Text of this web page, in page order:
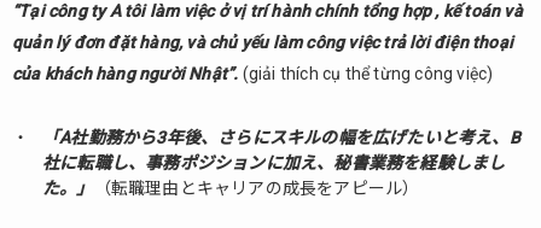
“Tại công ty A tôi làm việc ở vị trí hành chính tổng hợp , kế toán và
quản lý đơn đặt hàng, và chủ yếu làm công việc trả lời điện thoại
của khách hàng người Nhật”. (giải thích cụ thể từng công việc)
「A社勤務から3年後、さらにスキルの幅を広げたいと考え、B
社に転職し、事務ポジションに加え、秘書業務を経験しまし
た。」
（転職理由とキャリアの成長をアピール）